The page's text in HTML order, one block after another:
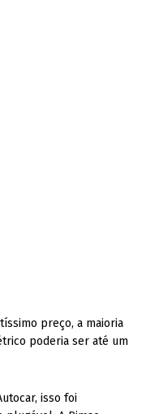
preço, a maioria
poderia ser até um
isso foi